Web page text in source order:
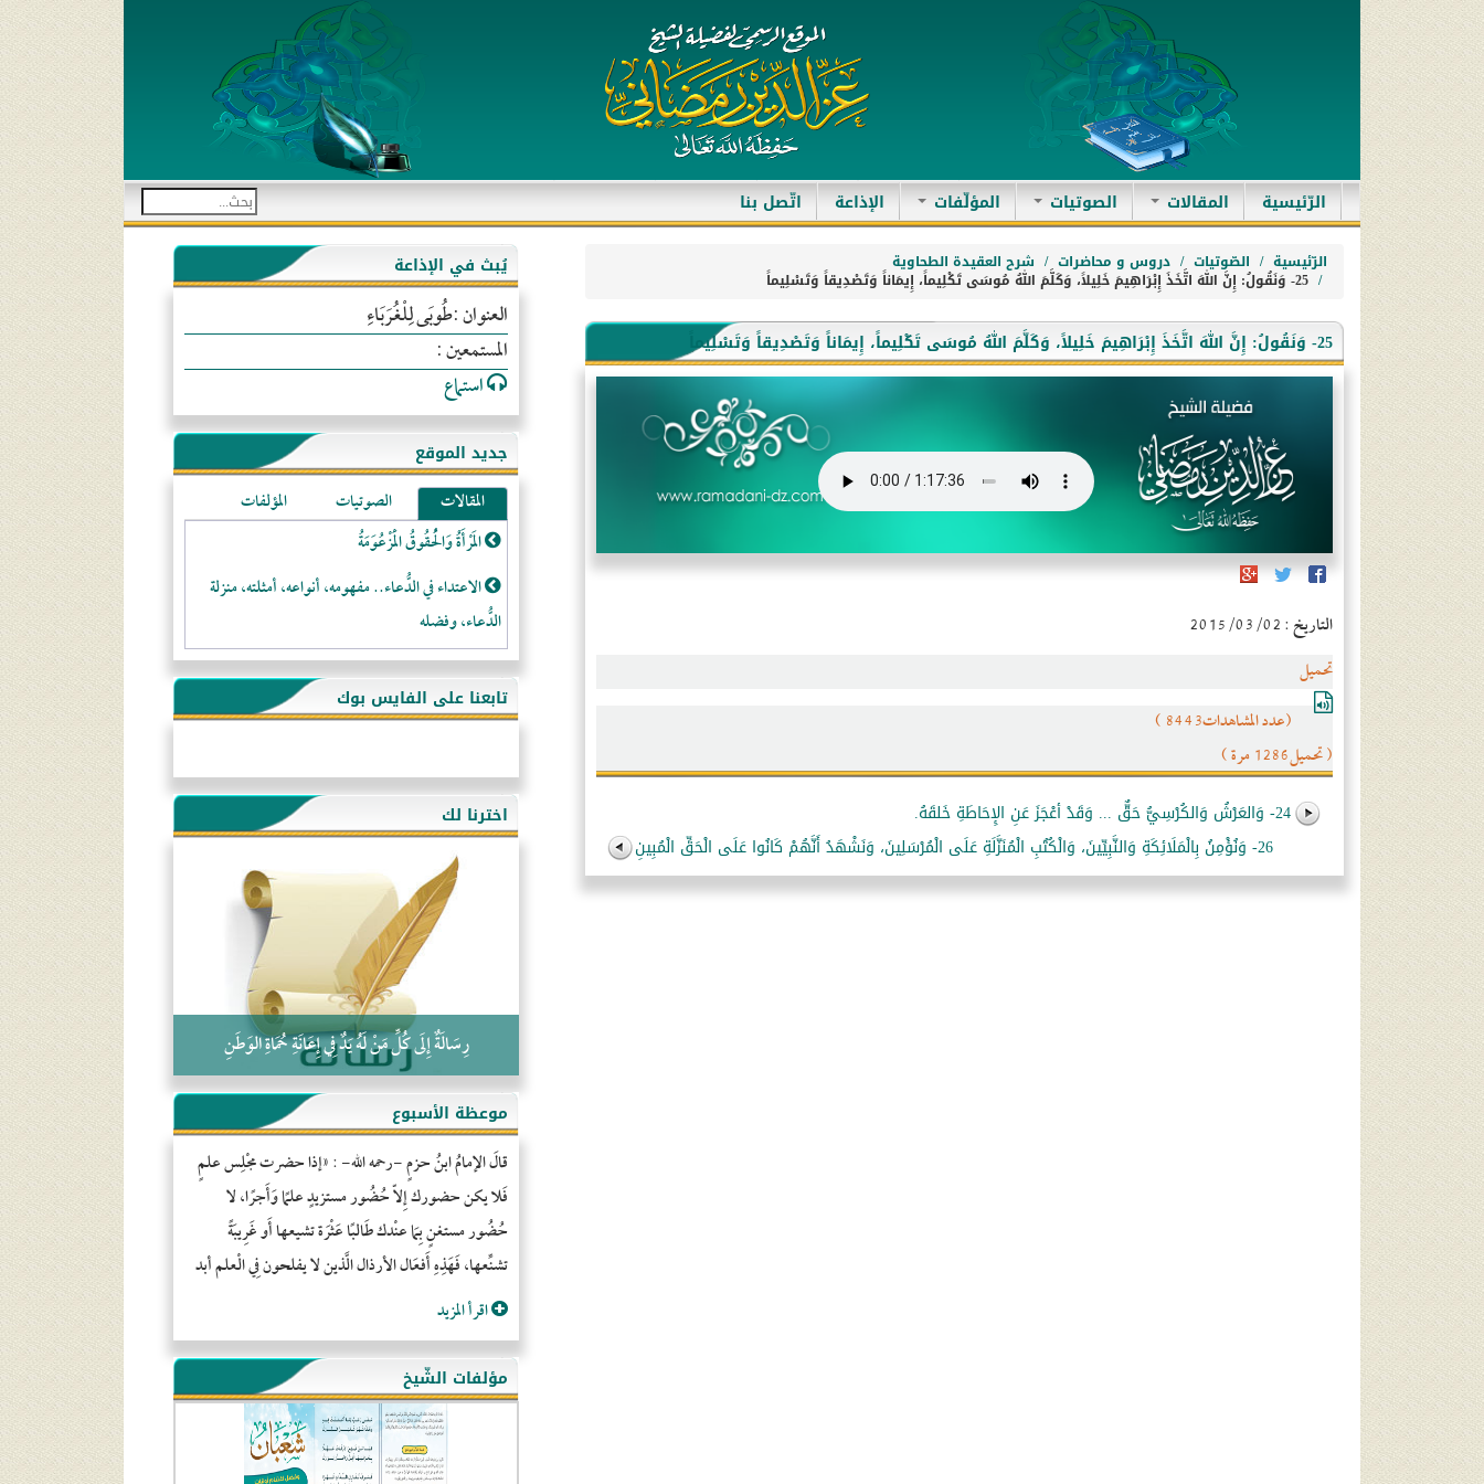
الرّئيسية(current) المقالات الصوتيات المؤلّفات الإذاعة اتّصل بنا
الرّئيسية الصّوتيات دروس و محاضرات شرح العقيدة الطحاوية
25- وَنَقُولُ: إِنَّ اللهَ اتَّخَذَ إِبْرَاهِيمَ خَلِيلاً، وَكَلَّمَ اللهُ مُوسَى تَكْلِيماً، إِيمَاناً وَتَصْدِيقاً وَتَسْلِيماً
25- وَنَقُولُ: إِنَّ اللهَ اتَّخَذَ إِبْرَاهِيمَ خَلِيلاً، وَكَلَّمَ اللهُ مُوسَى تَكْلِيماً، إِيمَاناً وَتَصْدِيقاً وَتَسْلِيماً
التاريخ : 2015/03/02
تحميل
(عدد المشاهدات8443 )
( تحميل1286 مرة )
24- وَالعَرْشُ وَالكُرْسِيُّ حَقٌّ ... وَقَدْ أعْجَزَ عَنِ الإِحَاطَةِ خَلقَهُ.
26- وَنُؤْمِنُ بِالْمَلَائِكَةِ وَالنَّبِيِّينَ، وَالْكُتُبِ الْمُنَزَّلَةِ عَلَى الْمُرْسَلِينَ، وَنَشْهَدُ أَنَّهُمْ كَانُوا عَلَى الْحَقِّ الْمُبِينِ
يُبث في الإذاعة
العنوان :طُوبَى لِلْغُرَبَاءِ
المستمعين :
استماع
جديد الموقع
المقالات الصوتيات
المؤلفات
المَرْأَةُ وَالْحُقُوقُ الْمَزْعُوَمَةُ
الاعتداء في الدُّعاء.. مفهومه، أنواعه، أمثلته، منزلة
الدُّعاء، وفضله
لا تتَّبعوا عورات الـمسلمين
فقه النَّصيحة عند الصَّحابة الكرام رضي الله عنهم
هذه سبيلنا فماذا تنقمون؟!
أُسُـسُ بَـيْـتِ الـمُسْـلِمِ
التَّعْلِيمُ القُرْآنِي
كلمة إلى إخواني السلفيين في الجزائر
تابعنا على الفايس بوك
اخترنا لك
رِسَالَةٌ إِلَى كُلِّ مَنْ لَهُ يَدٌ فِي إِعَانَةِ حُمَاةِ الوَطَنِ
موعظة الأسبوع
قالَ الإمامُ ابنُ حزمٍ -رحمه الله- : «إذا حضرت مجْلِس علمٍ
فَلا يكن حضورك إِلاّ حُضُور مستزيدٍ علمًا وَأَجرًا، لا
حُضُور مستغنٍ بِمَا عنْدك طَالبًا عَثْرَة تشيعها أَو غَرِيبَةً
تشنِّعها، فَهَذِهِ أَفعَال الأرذال الَّذين لا يفلحون فِي الْعلم أبد
اقرأ المزيد
مؤلفات الشّيخ